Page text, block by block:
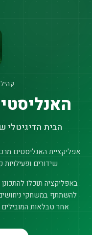
הבית הדיגיטלי
אפליקציית האנליסטים
שידורים
באפליקציה תוכלו
להשתתף במשחקי
אחר טבלאות